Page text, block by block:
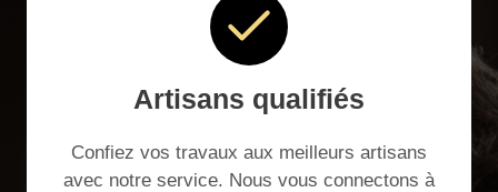
Artisans qualifiés
Confiez vos travaux aux meilleurs artisans
avec notre service. Nous vous connectons à